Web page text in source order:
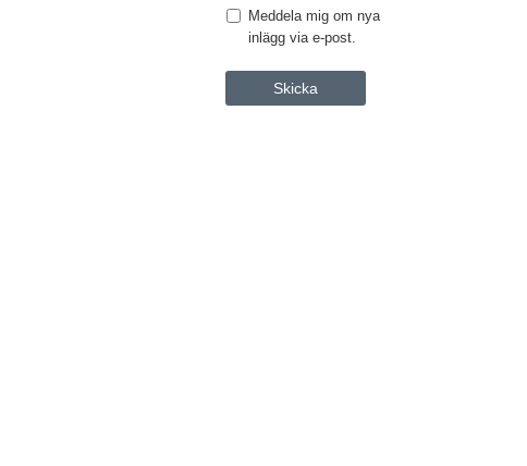
Meddela mig om nya
inlägg via e-post.